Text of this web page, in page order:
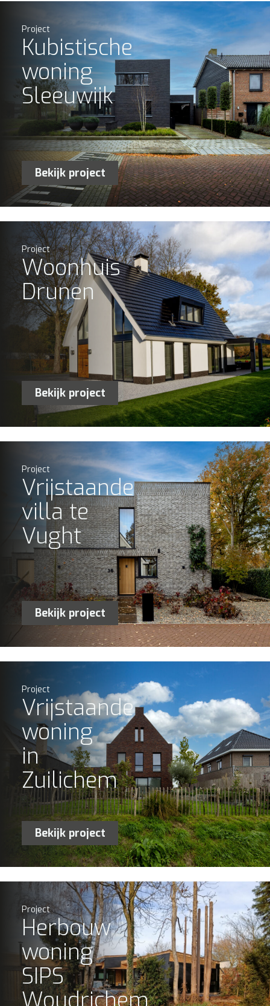
Project
Kubistische
woning
Sleeuwijk
Bekijk project
Project
Woonhuis
Drunen
Bekijk project
Project
Vrijstaande
villa te
Vught
Bekijk project
Project
Vrijstaande
woning
in
Zuilichem
Bekijk project
Project
Herbouw
woning
SIPS